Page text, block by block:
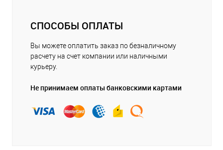
СПОСОБЫ ОПЛАТЫ
Вы можете оплатить заказ по безналичному
расчету на счет компании или наличными
курьеру.
Не принимаем оплаты банковскими картами